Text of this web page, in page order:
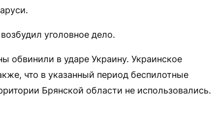
уголовное дело.
обвинили в ударе Украину. Украинское
что в указанный период беспилотные
Брянской области не использовались.